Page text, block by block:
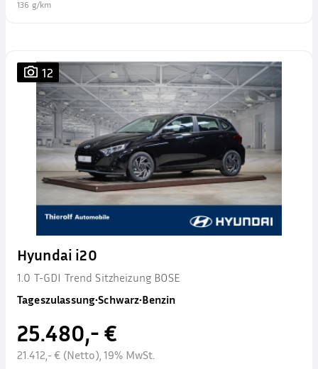
136 g/km
12
Hyundai i20
1.0 T-GDI Trend Sitzheizung BOSE
Tageszulassung•Schwarz•Benzin
25.480,- €
21.412,- € (Netto), 19% MwSt.